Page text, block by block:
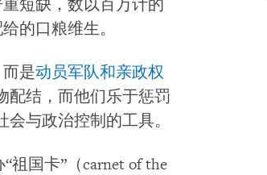
短缺，数以百万计的
的口粮维生。
是动员军队和亲政权
配结，而他们乐于惩罚
与政治控制的工具。
祖国卡”（carnet of the